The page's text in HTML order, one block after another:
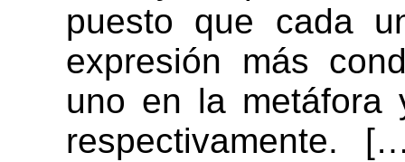
puesto que cada
expresión más
uno en la metáfora
respectivamente.